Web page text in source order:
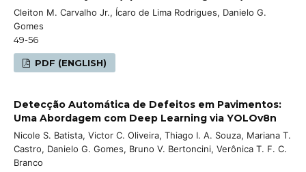
Cleiton M. Carvalho Jr., Ícaro de Lima Rodrigues, Danielo G.
Gomes
49-56
PDF (ENGLISH)
Detecção Automática de Defeitos em Pavimentos:
Uma Abordagem com Deep Learning via YOLOv8n
Nicole S. Batista, Victor C. Oliveira, Thiago I. A. Souza, Mariana T.
Castro, Danielo G. Gomes, Bruno V. Bertoncini, Verônica T. F. C.
Branco